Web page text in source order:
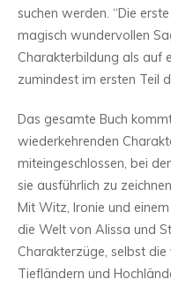
suchen werden. “Die
magisch wundervollen
Charakterbildung als auf
zumindest im ersten Teil
Das gesamte Buch
wiederkehrenden
miteingeschlossen, bei
sie ausführlich zu
Mit Witz, Ironie und
die Welt von Alissa und
Charakterzüge, selbst
Tiefländern und